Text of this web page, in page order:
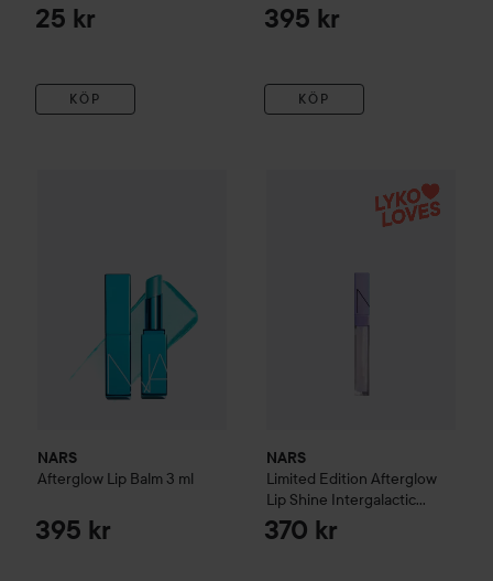
25 kr
KÖP
395 kr
KÖP
NARS
Afterglow Lip Balm 3 ml
395 kr
NARS
Limited Edition Afterglow
Lip Shine Intergalactic
Intergalactic
370 kr
Limited Edition